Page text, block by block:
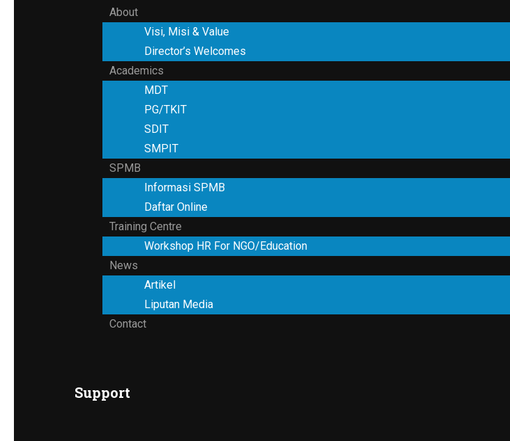
About
Visi, Misi & Value
Director’s Welcomes
Academics
MDT
PG/TKIT
SDIT
SMPIT
SPMB
Informasi SPMB
Daftar Online
Training Centre
Workshop HR For NGO/Education
News
Artikel
Liputan Media
Contact
Support